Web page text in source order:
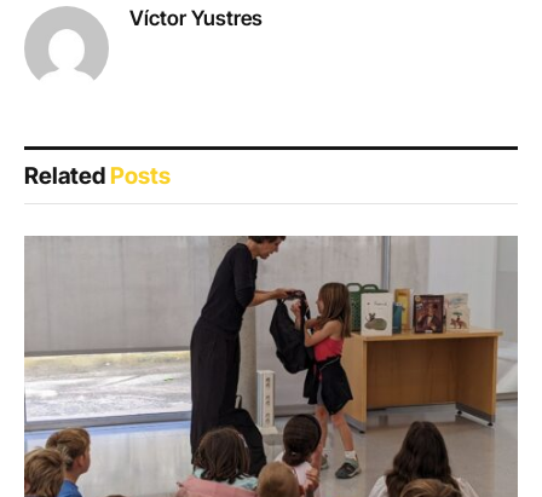
Víctor Yustres
RelatedPosts